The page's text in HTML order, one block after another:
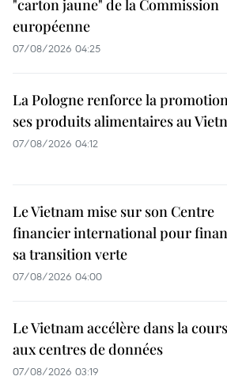
"carton jaune" de la Commission
européenne
07/08/2026 04:25
La Pologne renforce la
ses produits alimentaires au
07/08/2026 04:12
Le Vietnam mise sur son Centre
financier international pour
sa transition verte
07/08/2026 04:00
Le Vietnam accélère dans la
aux centres de données
07/08/2026 03:19